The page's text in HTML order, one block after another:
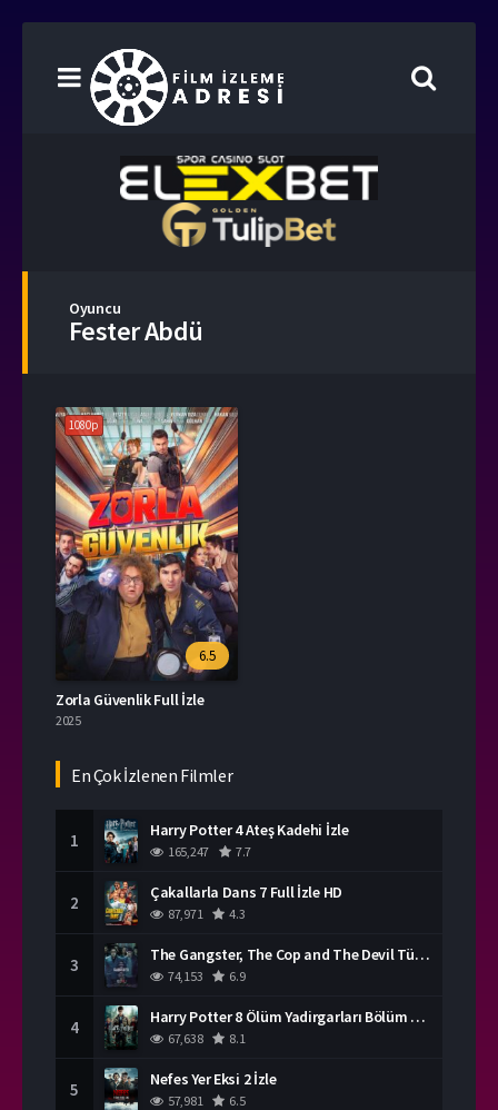
Oyuncu
Fester Abdü
1080p
6.5
Zorla Güvenlik Full İzle
2025
En Çok İzlenen Filmler
1 Harry Potter 4 Ateş Kadehi İzle
165,247 7.7
2 Çakallarla Dans 7 Full İzle HD
87,971 4.3
3 The Gangster, The Cop and The Devil Türkçe Dublaj İzle
74,153 6.9
4 Harry Potter 8 Ölüm Yadirgarları Bölüm 2 İzle
67,638 8.1
5 Nefes Yer Eksi 2 İzle
57,981 6.5